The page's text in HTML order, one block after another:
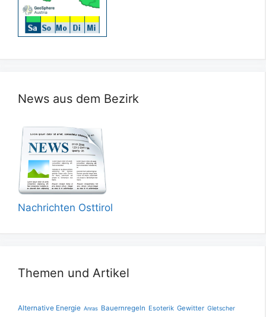
News aus dem Bezirk
Nachrichten Osttirol
Themen und Artikel
Alternative Energie Anras Bauernregeln Esoterik Gewitter Gletscher